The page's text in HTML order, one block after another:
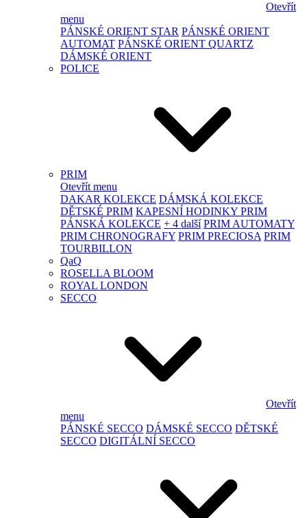
Otevřít
menu
PÁNSKÉ ORIENT STAR PÁNSKÉ ORIENT
AUTOMAT PÁNSKÉ ORIENT QUARTZ
DÁMSKÉ ORIENT
POLICE
PRIM
Otevřít menu
DAKAR KOLEKCE DÁMSKÁ KOLEKCE
DĚTSKÉ PRIM KAPESNÍ HODINKY PRIM
PÁNSKÁ KOLEKCE + 4 další PRIM AUTOMATY
PRIM CHRONOGRAFY PRIM PRECIOSA PRIM
TOURBILLON
QaQ
ROSELLA BLOOM
ROYAL LONDON
SECCO
Otevřít
menu
PÁNSKÉ SECCO DÁMSKÉ SECCO DĚTSKÉ
SECCO DIGITÁLNÍ SECCO